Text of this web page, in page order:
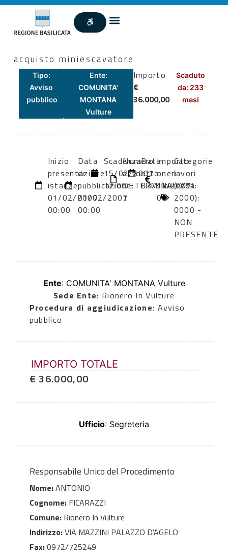
acquisto miniescavatore
Tipo:
Avviso
pubblico
Ente:
COMUNITA'
MONTANA
Vulture
Importo
€
36.000,00
Scaduto
da: 233
mesi
Inizio
presentazione
istanze:
01/02/2007
00:00
Data
di
pubblicazione:
01/02/2007
00:00
Scadenza:
15/02/2007
12:00
Numero
atto:
DETERMINA
1
Data
atto:
03/01/2007
Importo
oneri
sicurezza:
0
Categorie
lavori
(DPR
2000):
0000 -
NON
PRESENTE
Ente: COMUNITA' MONTANA Vulture
Sede Ente: Rionero In Vulture
Procedura di aggiudicazione: Avviso
pubblico
IMPORTO TOTALE
€ 36.000,00
Ufficio: Segreteria
Responsabile Unico del Procedimento
Nome:ANTONIO
Cognome:FICARAZZI
Comune:Rionero In Vulture
Indirizzo:VIA MAZZINI PALAZZO D'AGELO
Fax:0972/725249